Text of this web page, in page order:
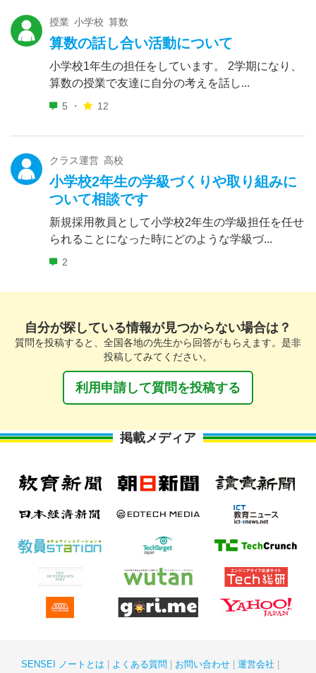
授業 小学校 算数
算数の話し合い活動について
小学校1年生の担任をしています。 2学期になり、
算数の授業で友達に自分の考えを話し...
5 ・ 12
クラス運営 高校
小学校2年生の学級づくりや取り組みに
ついて相談です
新規採用教員として小学校2年生の学級担任を任せ
られることになった時にどのような学級づ...
2
自分が探している情報が見つからない場合は？
質問を投稿すると、全国各地の先生から回答がもらえます。是非
投稿してみてください。
利用申請して質問を投稿する
掲載メディア
SENSEI ノートとは よくある質問 お問い合わせ 運営会社